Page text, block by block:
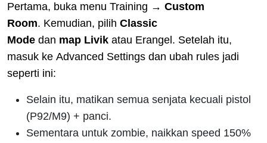
Pertama, buka menu Training → Custom
Room. Kemudian, pilih Classic
Mode dan map Livik atau Erangel. Setelah itu,
masuk ke Advanced Settings dan ubah rules jadi
seperti ini:
Selain itu, matikan semua senjata kecuali pistol
(P92/M9) + panci.
Sementara untuk zombie, naikkan speed 150%